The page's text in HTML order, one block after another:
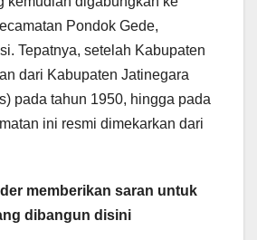
Pondok Gede,
Tepatnya, setelah Kabupaten
dari Kabupaten Jatinegara
pada tahun 1950, hingga pada
ini resmi dimekarkan dari
memberikan saran untuk
dibangun disini